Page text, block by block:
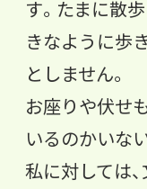
す。たまに散
きなように歩
としません。
お座りや伏せ
いるのかいな
私に対しては、